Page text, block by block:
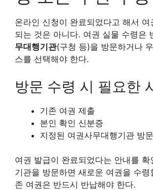
온라인 신청이 완료되었다고 해서 여
되는 것은 아니다. 여권 실물 수령은
무대행기관(구청 등)을 방문하거나
스를 선택해야 한다.
방문 수령 시 필요한
기존 여권 제출
본인 확인 신분증
지정된 여권사무대행기관 방문
여권 발급이 완료되었다는 안내를 확
기관을 방문하면 새로운 여권을 수령
존 여권은 반드시 반납해야 한다.